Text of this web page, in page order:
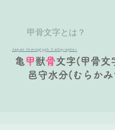
甲骨文字とは？
Japan Hieroglyph Calligrapher
亀 甲獣骨文字(甲骨
邑守水分(むらかみ